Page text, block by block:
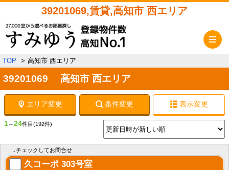
39201069,賃貸,高知市 西エリア
TOP 高知市 西エリア
39201069 高知市 西エリア
エリア変更 条件変更 表示変更
1～24件目 (192件)
↓チェックしてお問合せ
久コーポ 303号室